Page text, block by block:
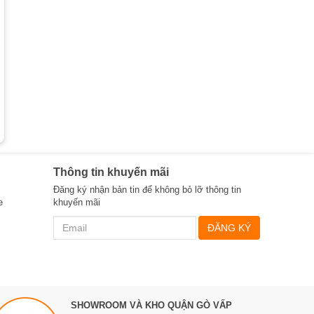
Thông tin khuyến mãi
Đăng ký nhận bản tin để không bỏ lỡ thông tin
khuyến mãi
ĐĂNG KÝ
SHOWROOM VÀ KHO QUẬN GÒ VẤP